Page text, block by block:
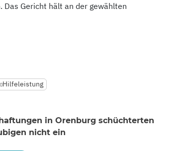
Gericht hält an der gewählten
Hilfeleistung
in Orenburg schüchterten
nicht ein